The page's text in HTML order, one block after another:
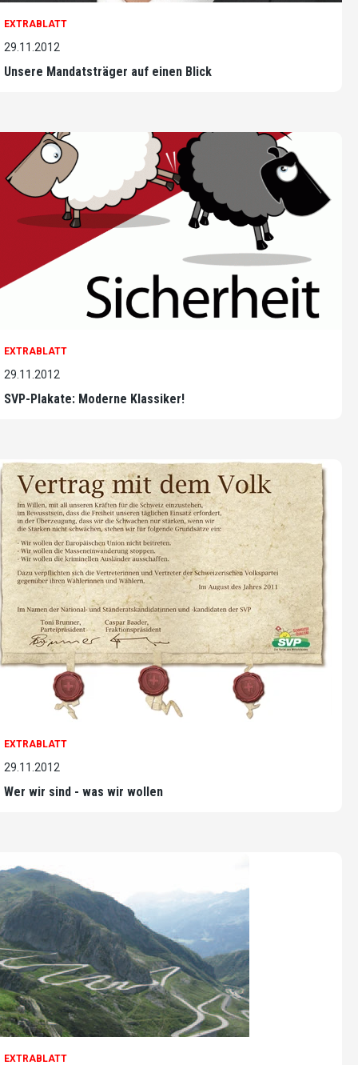
EXTRABLATT
29.11.2012
Unsere Mandatsträger auf einen Blick
EXTRABLATT
29.11.2012
SVP-Plakate: Moderne Klassiker!
EXTRABLATT
29.11.2012
Wer wir sind - was wir wollen
EXTRABLATT